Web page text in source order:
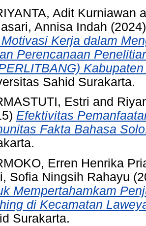
Adit Kurniawan
Annisa Indah
Kerja dalam
Perencanaan
Sahid Surakarta.
Estri and
Efektivitas
Fakta Bahasa
Erren Henrika
Sofia Ningsih Rahayu
Mempertahamkam
di Kecamatan
Surakarta.